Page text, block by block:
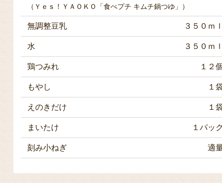
（Ｙｅｓ！ＹＡＯＫＯ「食べプチ キムチ鍋つゆ」）
無調整豆乳 ３５０ｍ
水 ３５０ｍ
鶏つみれ １２
もやし １
えのきだけ １
まいたけ １パッ
刻み小ねぎ 適